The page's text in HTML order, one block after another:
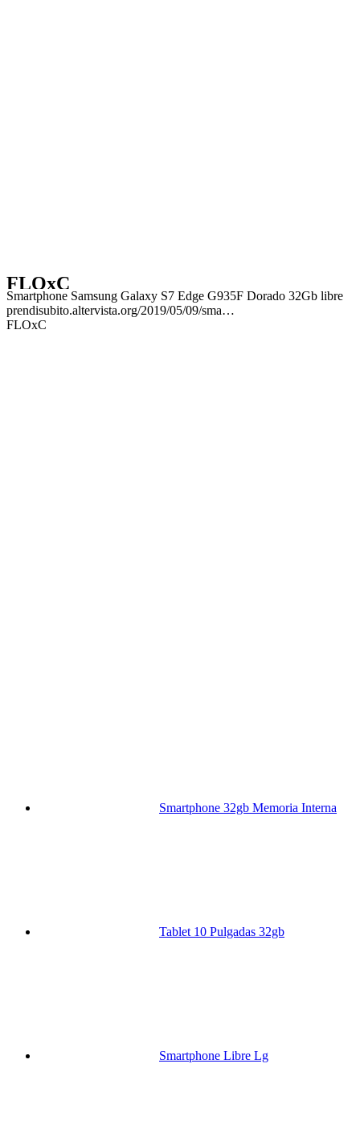
FLOxC
Smartphone Samsung Galaxy S7 Edge G935F Dorado 32Gb libre
prendisubito.altervista.org/2019/05/09/sma…
FLOxC
Smartphone 32gb Memoria Interna
Tablet 10 Pulgadas 32gb
Smartphone Libre Lg